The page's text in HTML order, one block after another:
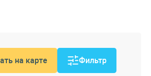
на карте Фильтр